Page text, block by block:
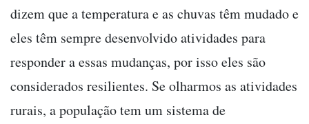
dizem que a temperatura e as chuvas têm mudado e
eles têm sempre desenvolvido atividades para
responder a essas mudanças, por isso eles são
considerados resilientes. Se olharmos as atividades
rurais, a população tem um sistema de